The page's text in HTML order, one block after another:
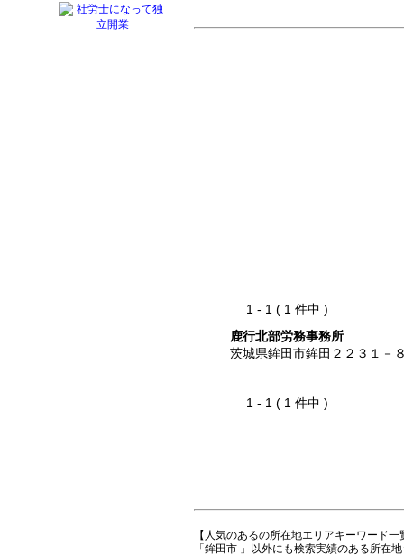
1 - 1 ( 1 件中 )
鹿行北部労務事務所
茨城県鉾田市鉾田２２３１－
1 - 1 ( 1 件中 )
【人気のあるの所在地エリアキーワード一
「鉾田市 」以外にも検索実績のある所在